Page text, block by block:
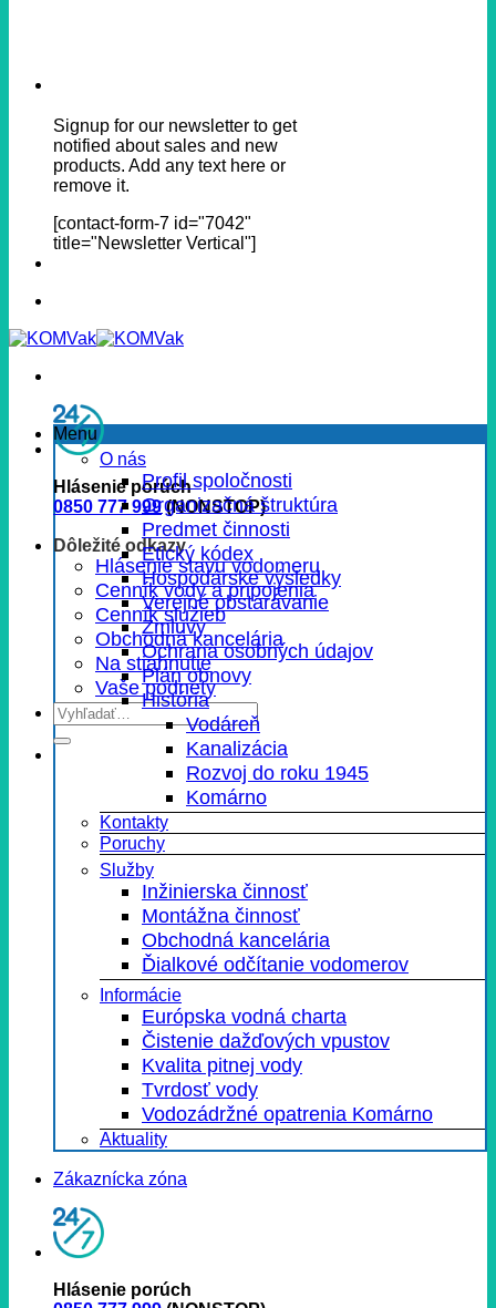
Signup for our newsletter to get
notified about sales and new
products. Add any text here or
remove it.
[contact-form-7 id="7042"
title="Newsletter Vertical"]
Hlásenie porúch
0850 777 999(NONSTOP)
Dôležité odkazy
Hlásenie stavu vodomeru
Cenník vody a pripojenia
Cenník služieb
Obchodná kancelária
Na stiahnutie
Vaše podnety
Menu
O nás
Profil spoločnosti
Organizačná štruktúra
Predmet činnosti
Etický kódex
Hospodárske výsledky
Verejné obstarávanie
Zmluvy
Ochrana osobných údajov
Plán obnovy
História
Vodáreň
Kanalizácia
Rozvoj do roku 1945
Komárno
Kontakty
Poruchy
Služby
Inžinierska činnosť
Montážna činnosť
Obchodná kancelária
Ďialkové odčítanie vodomerov
Informácie
Európska vodná charta
Čistenie dažďových vpustov
Kvalita pitnej vody
Tvrdosť vody
Vodozádržné opatrenia Komárno
Aktuality
Zákaznícka zóna
Hlásenie porúch